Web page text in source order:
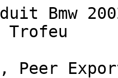
Bmw
Trofeu
Peer